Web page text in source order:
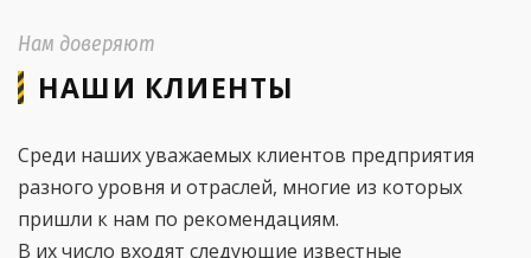
Нам доверяют
НАШИ КЛИЕНТЫ
Среди наших уважаемых клиентов предприятия
разного уровня и отраслей, многие из которых
пришли к нам по рекомендациям.
В их число входят следующие известные